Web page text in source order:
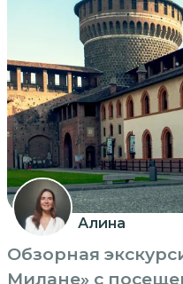
Алина
Обзорная
Милане» с